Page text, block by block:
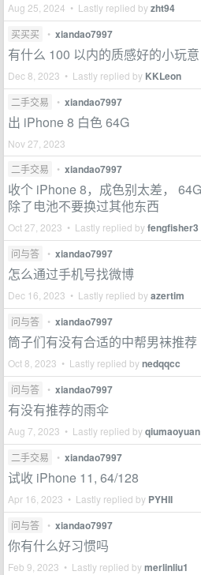
Aug 25, 2024 • Lastly replied byzht94
买买买 • xiandao7997
有什么 100 以内的质感好的小玩意
Dec 8, 2023 • Lastly replied by KKLeon
二手交易 • xiandao7997
出 iPhone 8 白色 64G
Nov 27, 2023
二手交易
• xiandao7997
收个 iPhone 8，成色别太差，
除了电池不要换过其他东西
Oct 27, 2023 • Lastly replied byfengfisher3
问与答 • xiandao7997
怎么通过手机号找微博
Dec 16, 2023 • Lastly replied byazertim
问与答 • xiandao7997
筒子们有没有合适的中帮男袜推荐
Oct 8, 2023 • Lastly replied bynedqqcc
问与答 • xiandao7997
有没有推荐的雨伞
Aug 7, 2023 • Lastly replied byqiumaoyuan
二手交易 • xiandao7997
试收 iPhone 11, 64/128
Apr 16, 2023 • Lastly replied by PYHII
问与答 • xiandao7997
你有什么好习惯吗
Feb 9, 2023 • Lastly replied bymerlinliu1